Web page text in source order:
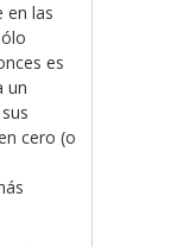
en las
es
un
cero (o